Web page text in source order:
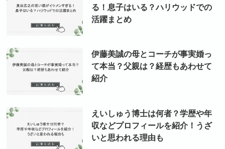
る！息子はいる？ハリウッドでの
活躍まとめ
伊藤美誠の母とコーチが事実婚っ
て本当？父親は？経歴もあわせて
紹介
えいしゅう博士は何者？学歴や年
収などプロフィールを紹介！うざ
いと思われる理由も